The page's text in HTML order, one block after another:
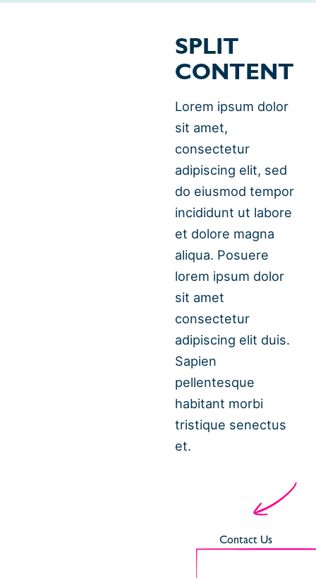
SPLIT
CONTENT
Lorem ipsum dolor
sit amet,
consectetur
adipiscing elit, sed
do eiusmod tempor
incididunt ut labore
et dolore magna
aliqua. Posuere
lorem ipsum dolor
sit amet
consectetur
adipiscing elit duis.
Sapien
pellentesque
habitant morbi
tristique senectus
et.
Contact Us